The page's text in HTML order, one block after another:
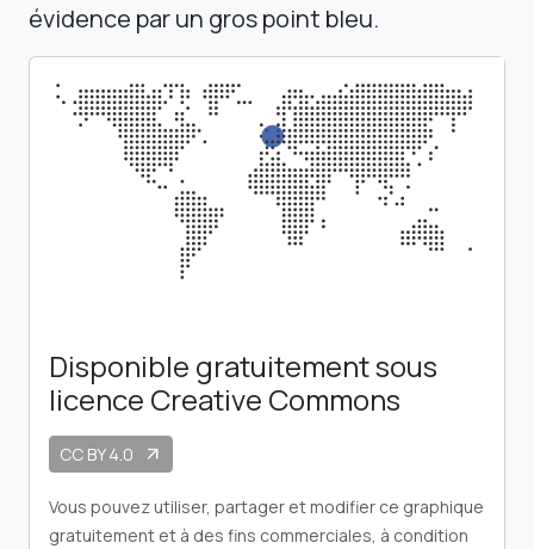
évidence par un gros point bleu.
Disponible gratuitement sous
licence Creative Commons
CC BY 4.0 arrow_outward
Vous pouvez utiliser, partager et modifier ce graphique
gratuitement et à des fins commerciales, à condition